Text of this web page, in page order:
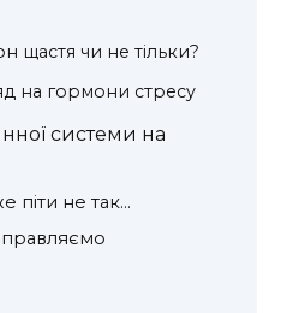
щастя чи не тільки?
на гормони стресу
системи на
піти не так…